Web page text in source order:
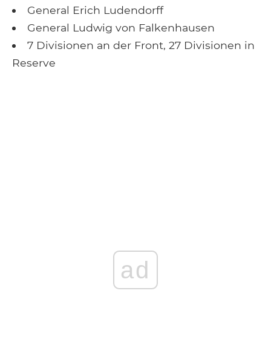
General Erich Ludendorff
General Ludwig von Falkenhausen
7 Divisionen an der Front, 27 Divisionen in
Reserve
ad